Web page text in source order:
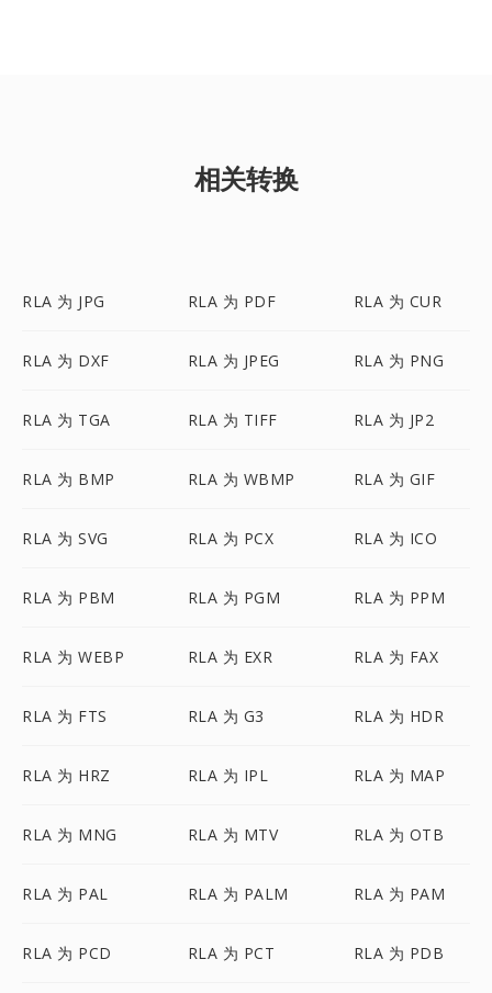
相关转换
RLA 为 JPG RLA 为 PDF RLA 为 CUR
RLA 为 DXF RLA 为 JPEG RLA 为 PNG
RLA 为 TGA RLA 为 TIFF RLA 为 JP2
RLA 为 BMP RLA 为 WBMP RLA 为 GIF
RLA 为 SVG RLA 为 PCX RLA 为 ICO
RLA 为 PBM RLA 为 PGM RLA 为 PPM
RLA 为 WEBP RLA 为 EXR RLA 为 FAX
RLA 为 FTS RLA 为 G3 RLA 为 HDR
RLA 为 HRZ RLA 为 IPL RLA 为 MAP
RLA 为 MNG RLA 为 MTV RLA 为 OTB
RLA 为 PAL RLA 为 PALM RLA 为 PAM
RLA 为 PCD RLA 为 PCT RLA 为 PDB